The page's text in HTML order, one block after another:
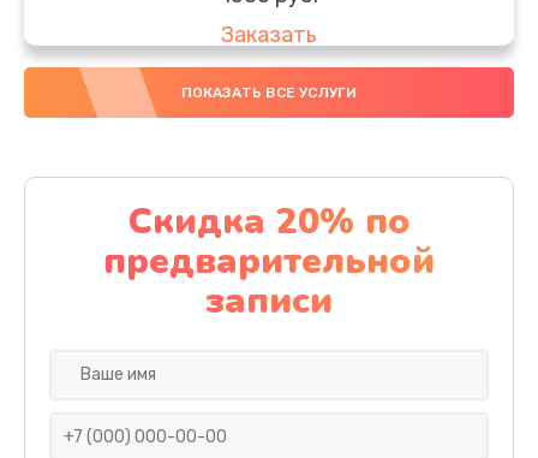
Заказать
Замена южного моста
Заказать
Чистка от пыли
1060 руб.
Заказать
ПОКАЗАТЬ ВСЕ УСЛУГИ
Скидка 20% по
предварительной
записи